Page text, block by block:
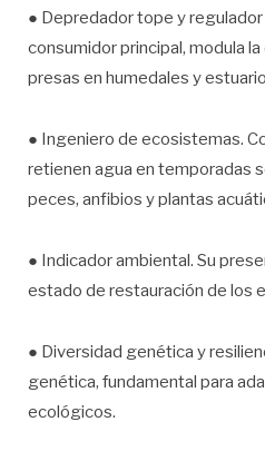
● Depredador tope y
consumidor principal, modula
presas en humedales y
● Ingeniero de ecosistemas.
retienen agua en temporadas
peces, anfibios y plantas
● Indicador ambiental. Su
estado de restauración de los
● Diversidad genética y
genética, fundamental para
ecológicos.